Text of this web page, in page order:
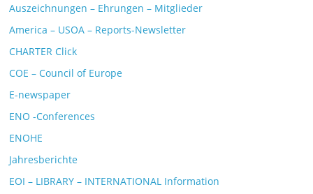
Auszeichnungen – Ehrungen – Mitglieder
America – USOA – Reports-Newsletter
CHARTER Click
COE – Council of Europe
E-newspaper
ENO -Conferences
ENOHE
Jahresberichte
EOI – LIBRARY – INTERNATIONAL Information